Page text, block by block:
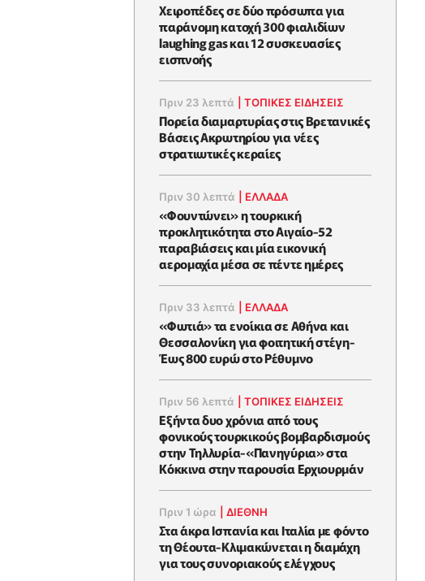
Χειροπέδες σε δύο πρόσωπα για
παράνομη κατοχή 300 φιαλιδίων
laughing gas και 12 συσκευασίες
εισπνοής
Πριν 23 λεπτά |ΤΟΠΙΚΕΣ ΕΙΔΗΣΕΙΣ
Πορεία διαμαρτυρίας στις Βρετανικές
Βάσεις Ακρωτηρίου για νέες
στρατιωτικές κεραίες
Πριν 30 λεπτά ΕΛΛΑΔΑ
«Φουντώνει» η τουρκική
προκλητικότητα στο Αιγαίο-52
παραβιάσεις και μία εικονική
αερομαχία μέσα σε πέντε ημέρες
Πριν 33 λεπτά ΕΛΛΑΔΑ
«Φωτιά» τα ενοίκια σε Αθήνα και
Θεσσαλονίκη για φοιτητική στέγη-
Έως 800 ευρώ στο Ρέθυμνο
Πριν 56 λεπτά |ΤΟΠΙΚΕΣ ΕΙΔΗΣΕΙΣ
Εξήντα δυο χρόνια από τους
φονικούς τουρκικούς βομβαρδισμούς
στην Τηλλυρία-«Πανηγύρια» στα
Κόκκινα στην παρουσία Ερχιουρμάν
Πριν 1 ώρα |ΔΙΕΘΝΗ
Στα άκρα Ισπανία και Ιταλία με φόντο
τη Θέουτα-Κλιμακώνεται η διαμάχη
για τους συνοριακούς ελέγχους